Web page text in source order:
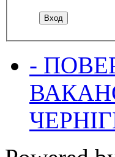
-